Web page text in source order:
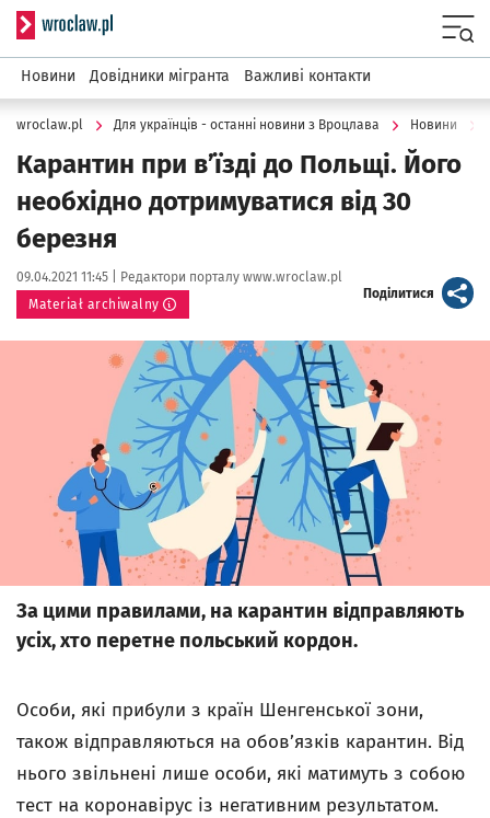
Serwis informacyjny wroclaw.pl
Новини Довідники мігранта Важливі контакти
wroclaw.pl Для українців - останні новини з Вроцлава Новини
Карантин при в’їзді до Польщі. Його
необхідно дотримуватися від 30
березня
Data publikacji:
09.04.2021 11:45 | Autor:
Редактори порталу www.wroclaw.pl
Materiał archiwalny
Поділитися artykuł
Kliknij, aby powiększyć
За цими правилами, на карантин відправляють
усіх, хто перетне польський кордон.
Особи, які прибули з країн Шенгенської зони,
також відправляються на обов’язків карантин. Від
нього звільнені лише особи, які матимуть з собою
тест на коронавірус із негативним результатом.